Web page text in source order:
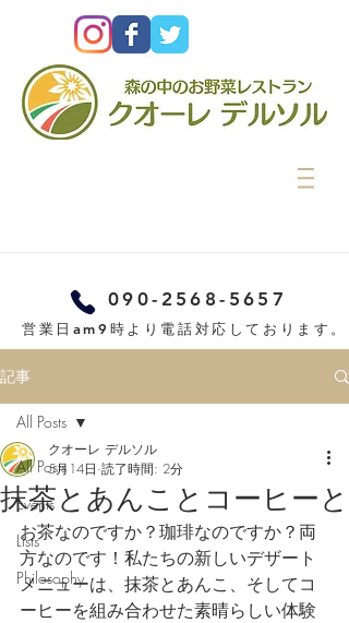
090-2568-5657
営業日am9時より電話対応しております。
記事
All Posts
Events
Lists
Philosophy
All Posts
抹茶とあんことコーヒーと
クオーレ デルソル
5月14日 読了時間: 2分
お茶なのですか？珈琲なのですか？両
方なのです！私たちの新しいデザート
メニューは、抹茶とあんこ、そしてコ
ーヒーを組み合わせた素晴らしい体験